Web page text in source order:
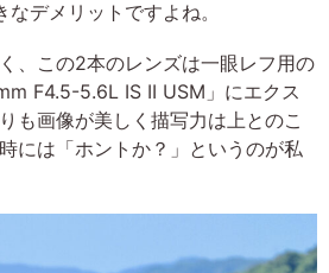
デメリットですよね。
、この2本のレンズは一眼レフ用の
F4.5-5.6L IS II USM」にエクス
も画像が美しく描写力は上とのこ
には「ホントか？」というのが私